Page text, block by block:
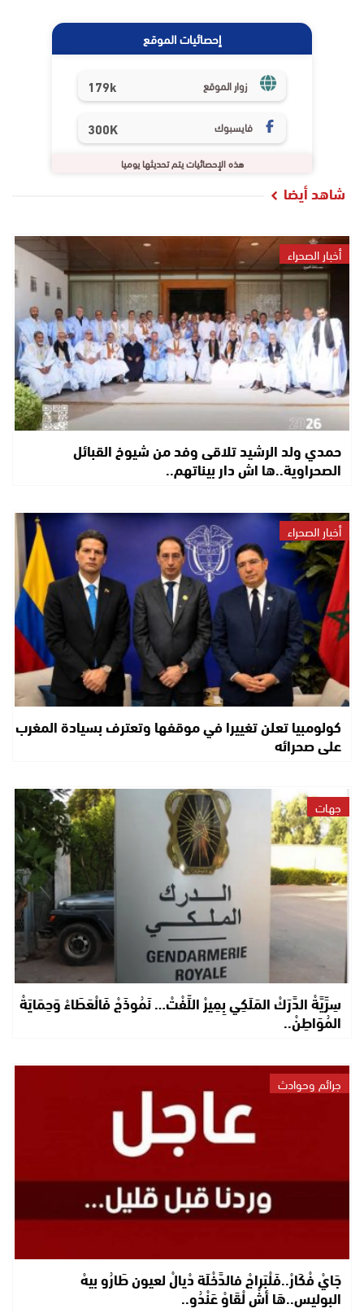
إحصائيات الموقع
زوار الموقع 179k
فايسبوك 300K
هذه الإحصائيات يتم تحديثها يوميا
شاهد أيضا
أخبار الصحراء
حمدي ولد الرشيد تلاقى وفد من شيوخ القبائل
الصحراوية..ها اش دار بيناتهم..
أخبار الصحراء
كولومبيا تعلن تغييرا في موقفها وتعترف بسيادة المغرب
على صحرائه
جهات
سِرِّيَّةْ الدَّرَكْ المَلَكِي بِمِيرْ اللِّفْتْ… نَمُوذَجْ فَالْعَطَاءْ وَحِمَايَةْ
المُوَاطِنْ..
جرائم وحوادث
جَايْ فْكَارْ..فَلْبَراجْ فالدَّخْلَة دْيالْ لعيون طَارُو بيهْ
البوليس..هَا أشْ لْقَاوْ عَنْدُو..